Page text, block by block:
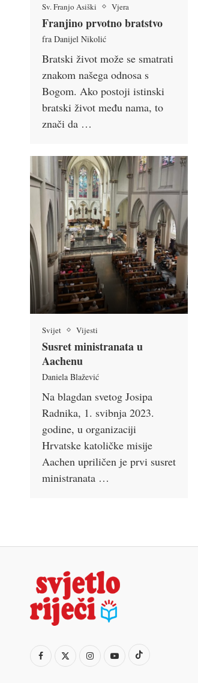
Sv. Franjo Asiški Vjera
Franjino prvotno bratstvo
fra Danijel Nikolić
Bratski život može se smatrati
znakom našega odnosa s
Bogom. Ako postoji istinski
bratski život među nama, to
znači da …
Svijet Vijesti
Susret ministranata u
Aachenu
Daniela Blažević
Na blagdan svetog Josipa
Radnika, 1. svibnja 2023.
godine, u organizaciji
Hrvatske katoličke misije
Aachen upriličen je prvi susret
ministranata …